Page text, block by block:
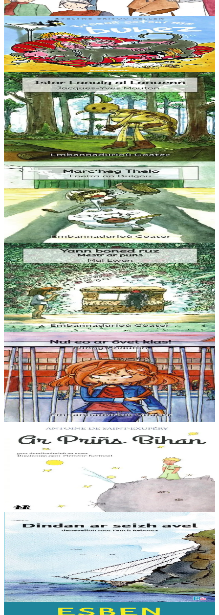
Er stok 8,00 €
8 vloaz hag ouzhpenn
Sav-heol
Brasañ sotoni ma buhez
Er stok7,00 €
3 bloaz hag ouzhpenn
Goater
Istor Laouig al Laouenn
“Ur wech e oa un ermit hag a veve e-barzh ur c’hoad. Doareoù iskis
a oa gantañ un tammig. Pa’z ae da ober un dro-vale e kase
dalc’hmat gantañ ur skubellig gant...
Er stok5,60 €
3 bloaz hag ouzhpenn
Goater
Marc'heg Thelo
“Ha gouzout a rez e c’hell ar c’hampouezh kas ar peoc’h war ar
bed-mañ ? Ma, azez ‘ta ma kontin dit istor ar paotrig Thelo.”
Er stok5,60 €
3 bloaz hag ouzhpenn
Goater
Yann boned ruz, Mestr ar puñs
“Setu-me dihunet trumm, spontet gant ma gwallhunvre. Dre
vrumenn ma daoulagad e tamwelan bannoù lugernus al loar en he
c’hann oc’h en em silañ dre wask an...
Er stok5,60 €
3 bloaz hag ouzhpenn
Goater
Nul eo ar 6vet klas !
“Distro skol er 6vet klas :nullañ tra ar bed. Pegen bras eo ar skolaj !
Pa soñjan e skol gozh Diwan… Aze e oan e-touez ar re vrasañ, ar re
speredekañ, karet...
Er stok 5,60 €
6 vloaz hag ouzhpenn
Ar Priñs Bihan
Setu deuet Ar Priñs Bihan en-dro ! Levenez vras eo adkavout — e
brezhoneg ar wech-mañ — ar boulomig souezhus-se a oar gwelout
un dañvad a-dreuz speurenn goat ur...
Er stok18,00 €
TES
Dindan ar seizh avel
Danevelloù mor. Mont war vor… evit e damm blijadur ? N’eo ket,
evit gounit e dammig bara ha poaniañ evit en ober, ne lavaran ket !
Aogust zo o vont d’ober...
Er stok8,00 €
7 vloaz hag ouzhpenn